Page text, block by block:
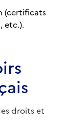
(certificats
etc.).
droits et